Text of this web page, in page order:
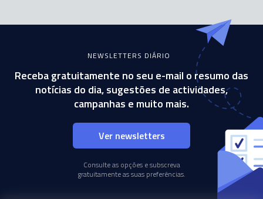
NEWSLETTERS DIÁRIO
Receba gratuitamente no seu e-mail o resumo das
notícias do dia, sugestões de actividades,
campanhas e muito mais.
Ver newsletters
Consulte as opções e subscreva
gratuitamente as suas preferências.